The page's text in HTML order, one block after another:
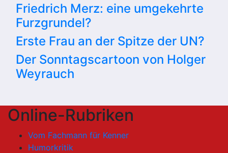
Friedrich Merz: eine umgekehrte
Furzgrundel?
Erste Frau an der Spitze der UN?
Der Sonntagscartoon von Holger
Weyrauch
Online-Rubriken
Vom Fachmann für Kenner
Humorkritik